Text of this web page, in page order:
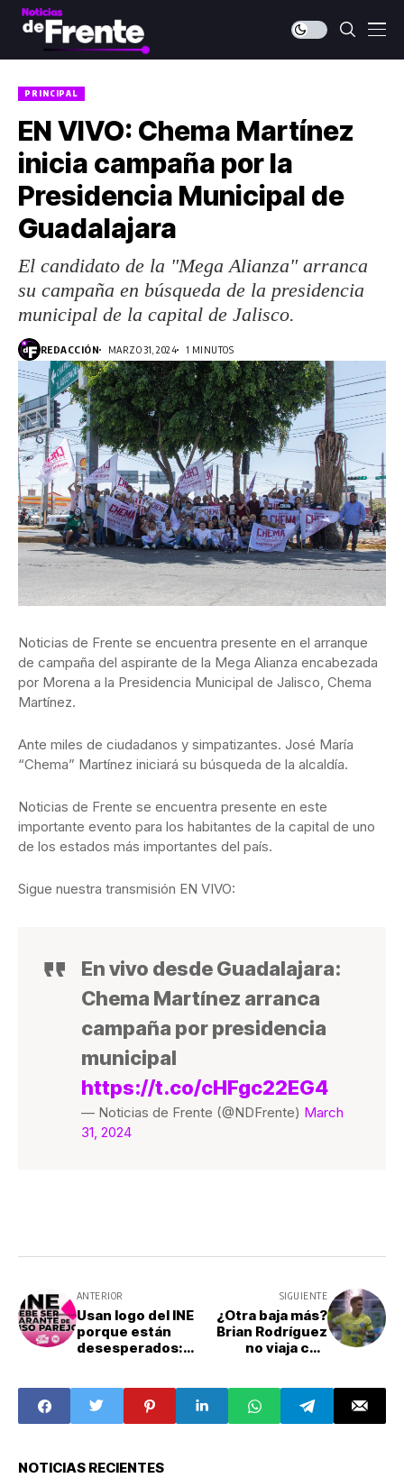
PRINCIPAL
EN VIVO: Chema Martínez
inicia campaña por la
Presidencia Municipal de
Guadalajara
El candidato de la "Mega Alianza" arranca
su campaña en búsqueda de la presidencia
municipal de la capital de Jalisco.
REDACCIÓN MARZO 31, 2024 1 MINUTOS
Noticias de Frente se encuentra presente en el arranque
de campaña del aspirante de la Mega Alianza encabezada
por Morena a la Presidencia Municipal de Jalisco, Chema
Martínez.
Ante miles de ciudadanos y simpatizantes. José María
“Chema” Martínez iniciará su búsqueda de la alcaldía.
Noticias de Frente se encuentra presente en este
importante evento para los habitantes de la capital de uno
de los estados más importantes del país.
Sigue nuestra transmisión EN VIVO:
En vivo desde Guadalajara:
Chema Martínez arranca
campaña por presidencia
municipal
https://t.co/cHFgc22EG4
— Noticias de Frente (@NDFrente) March
31, 2024
ANTERIOR
Usan logo del INE
porque están
desesperados:
SIGUIENTE
¿Otra baja más?
Brian Rodríguez
no viaja con
de la
Concachampions
NOTICIAS RECIENTES